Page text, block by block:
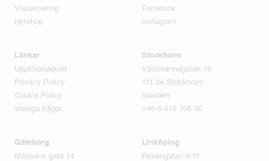
Visualisering
Hyrshop
Facebook
Instagram
Länkar
Uppförandekod
Privacy Policy
Cookie Policy
Vanliga frågor
Stockholm
Västmannagatan 15
111 24 Stockholm
Sweden
+46-8-410 708 00
Göteborg
Mässans gata 14
Linköping
Roxengatan 9-11